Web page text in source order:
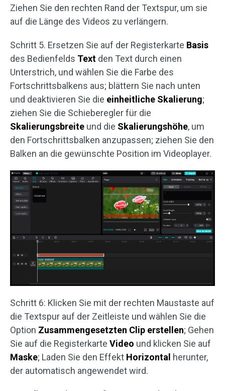
Ziehen Sie den rechten Rand der Textspur, um sie
auf die Länge des Videos zu verlängern.
Schritt 5. Ersetzen Sie auf der Registerkarte Basis
des Bedienfelds Text den Text durch einen
Unterstrich, und wählen Sie die Farbe des
Fortschrittsbalkens aus; blättern Sie nach unten
und deaktivieren Sie die einheitliche Skalierung;
ziehen Sie die Schieberegler für die
Skalierungsbreite und die Skalierungshöhe, um
den Fortschrittsbalken anzupassen; ziehen Sie den
Balken an die gewünschte Position im Videoplayer.
Schritt 6: Klicken Sie mit der rechten Maustaste auf
die Textspur auf der Zeitleiste und wählen Sie die
Option Zusammengesetzten Clip erstellen; Gehen
Sie auf die Registerkarte Video und klicken Sie auf
Maske; Laden Sie den Effekt Horizontal herunter,
der automatisch angewendet wird.